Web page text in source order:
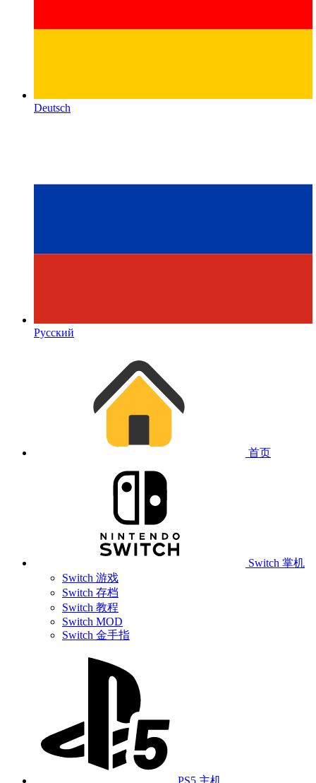
Deutsch
Русский
首页
Switch 掌机
Switch 游戏
Switch 存档
Switch 教程
Switch MOD
Switch 金手指